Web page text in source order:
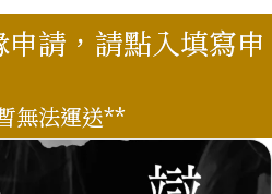
請，請點入填寫申
無法運送**